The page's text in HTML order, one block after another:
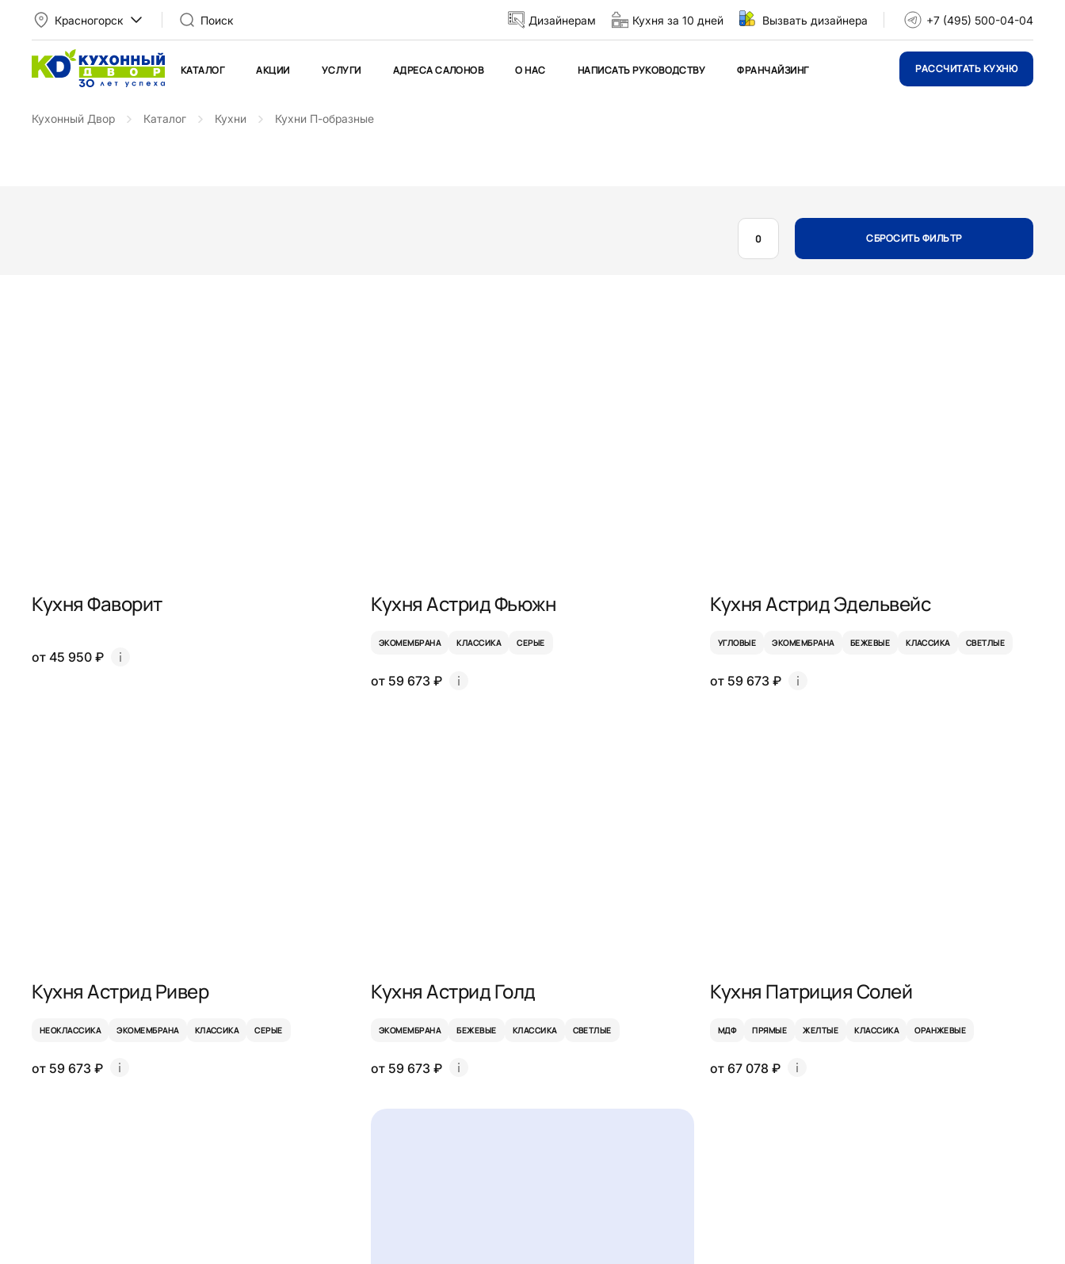
Красногорск Поиск Дизайнерам Кухня за 10 дней Вызвать дизайнера +7 (495) 500-04-04
КАТАЛОГ АКЦИИ УСЛУГИ АДРЕСА САЛОНОВ О НАС НАПИСАТЬ РУКОВОДСТВУ ФРАНЧАЙЗИНГ РАССЧИТАТЬ КУХНЮ
Кухонный Двор Каталог Кухни Кухни П-образные
0 СБРОСИТЬ ФИЛЬТР
Кухня Фаворит
от 45 950 ₽
Кухня Астрид Фьюжн
ЭКОМЕМБРАНА КЛАССИКА СЕРЫЕ
от 59 673 ₽
Кухня Астрид Эдельвейс
УГЛОВЫЕ ЭКОМЕМБРАНА БЕЖЕВЫЕ КЛАССИКА СВЕТЛЫЕ
от 59 673 ₽
Кухня Астрид Ривер
НЕОКЛАССИКА ЭКОМЕМБРАНА КЛАССИКА СЕРЫЕ
от 59 673 ₽
Кухня Астрид Голд
ЭКОМЕМБРАНА БЕЖЕВЫЕ КЛАССИКА СВЕТЛЫЕ
от 59 673 ₽
Кухня Патриция Солей
МДФ ПРЯМЫЕ ЖЕЛТЫЕ КЛАССИКА ОРАНЖЕВЫЕ
от 67 078 ₽